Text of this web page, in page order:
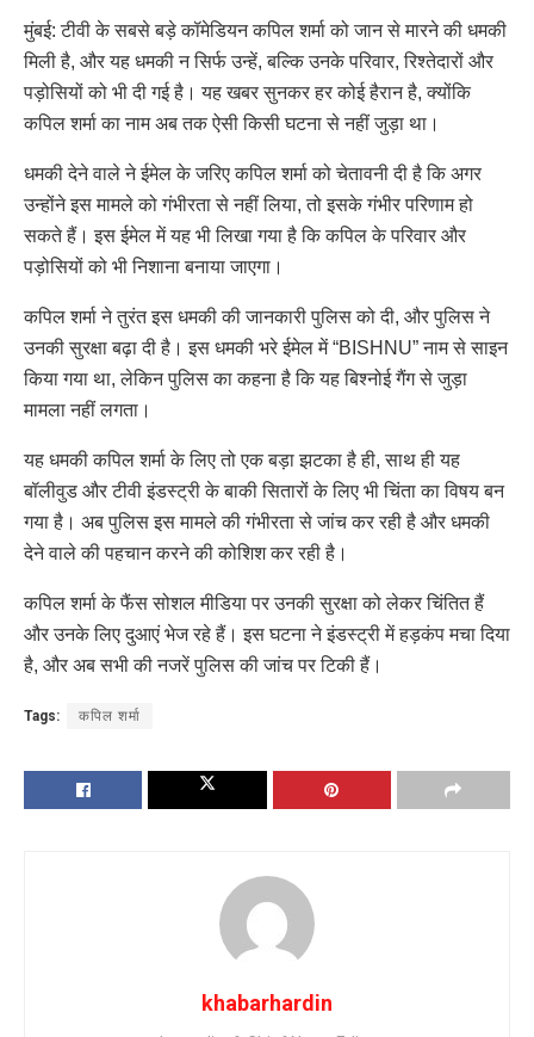
मुंबई: टीवी के सबसे बड़े कॉमेडियन कपिल शर्मा को जान से मारने की धमकी
मिली है, और यह धमकी न सिर्फ उन्हें, बल्कि उनके परिवार, रिश्तेदारों और
पड़ोसियों को भी दी गई है। यह खबर सुनकर हर कोई हैरान है, क्योंकि
कपिल शर्मा का नाम अब तक ऐसी किसी घटना से नहीं जुड़ा था।
धमकी देने वाले ने ईमेल के जरिए कपिल शर्मा को चेतावनी दी है कि अगर
उन्होंने इस मामले को गंभीरता से नहीं लिया, तो इसके गंभीर परिणाम हो
सकते हैं। इस ईमेल में यह भी लिखा गया है कि कपिल के परिवार और
पड़ोसियों को भी निशाना बनाया जाएगा।
कपिल शर्मा ने तुरंत इस धमकी की जानकारी पुलिस को दी, और पुलिस ने
उनकी सुरक्षा बढ़ा दी है। इस धमकी भरे ईमेल में “BISHNU” नाम से साइन
किया गया था, लेकिन पुलिस का कहना है कि यह बिश्नोई गैंग से जुड़ा
मामला नहीं लगता।
यह धमकी कपिल शर्मा के लिए तो एक बड़ा झटका है ही, साथ ही यह
बॉलीवुड और टीवी इंडस्ट्री के बाकी सितारों के लिए भी चिंता का विषय बन
गया है। अब पुलिस इस मामले की गंभीरता से जांच कर रही है और धमकी
देने वाले की पहचान करने की कोशिश कर रही है।
कपिल शर्मा के फैंस सोशल मीडिया पर उनकी सुरक्षा को लेकर चिंतित हैं
और उनके लिए दुआएं भेज रहे हैं। इस घटना ने इंडस्ट्री में हड़कंप मचा दिया
है, और अब सभी की नजरें पुलिस की जांच पर टिकी हैं।
Tags: कपिल शर्मा
khabarhardin